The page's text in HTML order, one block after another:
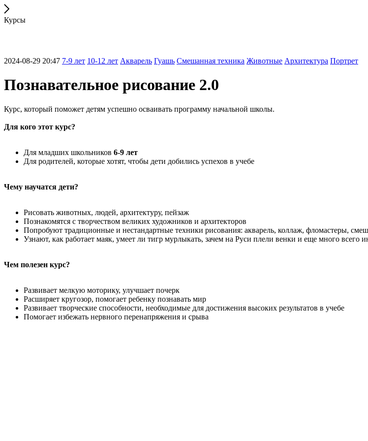
Курсы
2024-08-29 20:47 7-9 лет 10-12 лет Акварель Гуашь Смешанная техника Животные Архитектура Портрет
Познавательное рисование 2.0
Курс, который поможет детям успешно осваивать программу начальной школы.
Для кого этот курс?
Для младших школьников 6-9 лет
Для родителей, которые хотят, чтобы дети добились успехов в учебе
Чему научатся дети?
Рисовать животных, людей, архитектуру, пейзаж
Познакомятся с творчеством великих художников и архитекторов
Попробуют традиционные и нестандартные техники рисования: акварель, коллаж, фломастеры,
Узнают, как работает маяк, умеет ли тигр мурлыкать, зачем на Руси плели венки и еще много всего
Чем полезен курс?
Развивает мелкую моторику, улучшает почерк
Расширяет кругозор, помогает ребенку познавать мир
Развивает творческие способности, необходимые для достижения высоких результатов в учебе
Помогает избежать нервного перенапряжения и срыва